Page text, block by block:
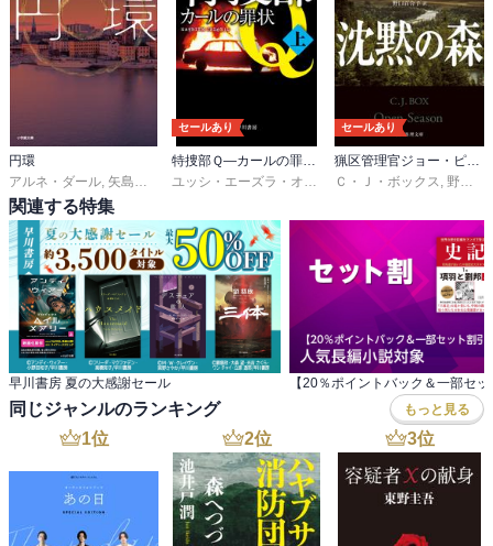
円環
アルネ・ダール, 矢島真理
セールあり
特捜部Ｑ―カールの罪状―
ユッシ・エーズラ・オールスン
吉田奈保子
セールあり
猟区管理官ジョー・ピケット・シリーズ
Ｃ・Ｊ・ボックス, 野口百合子
関連する特集
早川書房 夏の大感謝セール
同じジャンルのランキング もっと見る
1位 2位 3位